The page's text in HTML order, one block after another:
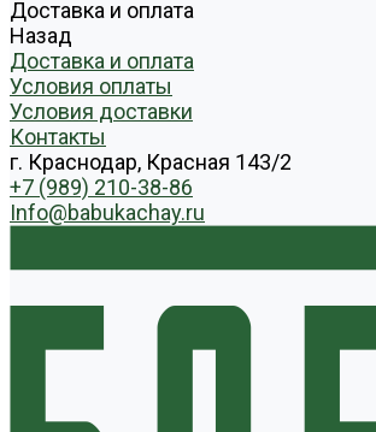
Доставка и оплата
Назад
Доставка и оплата
Условия оплаты
Условия доставки
Контакты
г. Краснодар, Красная 143/2
+7 (989) 210-38-86
Info@babukachay.ru